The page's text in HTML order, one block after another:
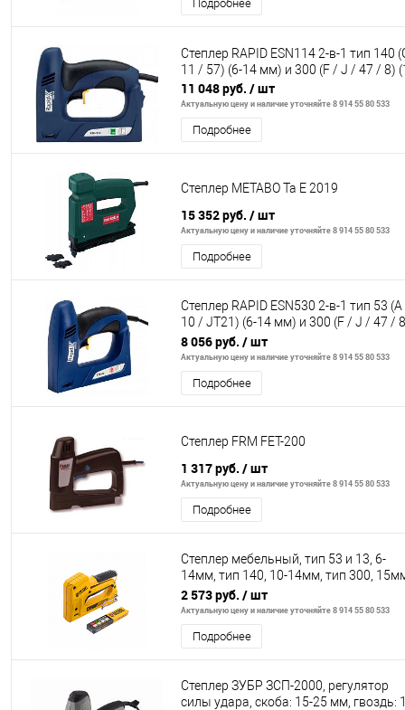
Подробнее
Степлер RAPID ESN114 2-в-1 тип 140
11 / 57) (6-14 мм) и 300 (F / J / 47 / 8)
11 048 руб. / шт
Актуальную цену и наличие уточняйте 8 914 55 80 533
Подробнее
Степлер METABO Та Е 2019
15 352 руб. / шт
Актуальную цену и наличие уточняйте 8 914 55 80 533
Подробнее
Степлер RAPID ESN530 2-в-1 тип 53
10 / JT21) (6-14 мм) и 300 (F / J / 47 /
(1
8 056 руб. / шт
Актуальную цену и наличие уточняйте 8 914 55 80 533
Подробнее
Степлер FRM FET-200
1 317 руб. / шт
Актуальную цену и наличие уточняйте 8 914 55 80 533
Подробнее
Степлер мебельный, тип 53 и 13, 6-
14мм, тип 140, 10-14мм, тип 300,
тип 500, 15мм// Denzel
2 573 руб. / шт
Актуальную цену и наличие уточняйте 8 914 55 80 533
Подробнее
Степлер ЗУБР ЗСП-2000, регулятор
силы удара, скоба: 15-25 мм, гвоздь: